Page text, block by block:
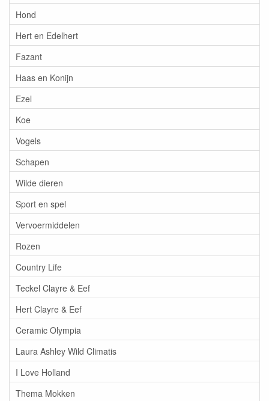
Hond
Hert en Edelhert
Fazant
Haas en Konijn
Ezel
Koe
Vogels
Schapen
Wilde dieren
Sport en spel
Vervoermiddelen
Rozen
Country Life
Teckel Clayre & Eef
Hert Clayre & Eef
Ceramic Olympia
Laura Ashley Wild Climatis
I Love Holland
Thema Mokken